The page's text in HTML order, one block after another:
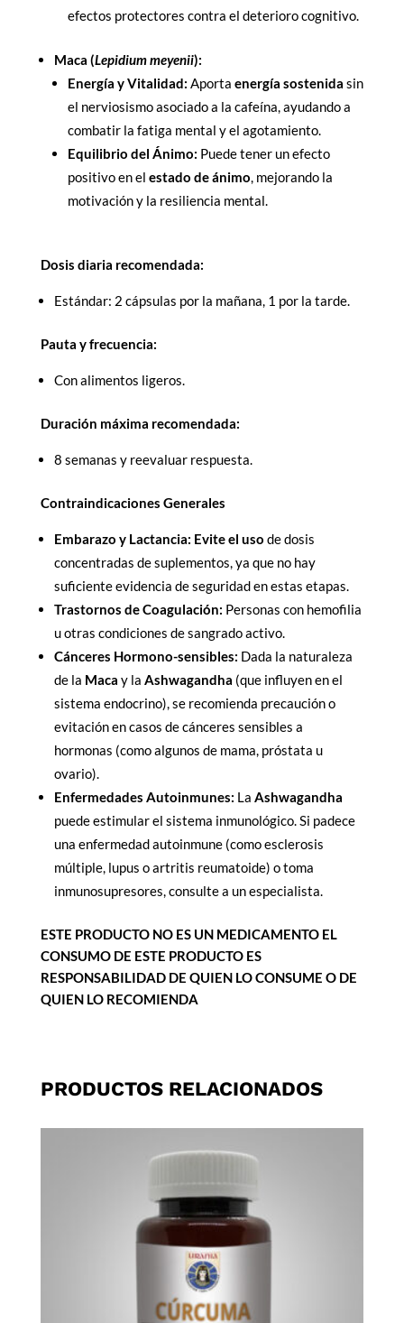
efectos protectores contra el deterioro cognitivo.
Maca (Lepidium meyenii):
Energía y Vitalidad: Aporta energía sostenida sin
el nerviosismo asociado a la cafeína, ayudando a
combatir la fatiga mental y el agotamiento.
Equilibrio del Ánimo: Puede tener un efecto
positivo en el estado de ánimo, mejorando la
motivación y la resiliencia mental.
Dosis diaria recomendada:
Estándar: 2 cápsulas por la mañana, 1 por la tarde.
Pauta y frecuencia:
Con alimentos ligeros.
Duración máxima recomendada:
8 semanas y reevaluar respuesta.
Contraindicaciones Generales
Embarazo y Lactancia: Evite el uso de dosis
concentradas de suplementos, ya que no hay
suficiente evidencia de seguridad en estas etapas.
Trastornos de Coagulación: Personas con hemofilia
u otras condiciones de sangrado activo.
Cánceres Hormono-sensibles: Dada la naturaleza
de la Maca y la Ashwagandha (que influyen en el
sistema endocrino), se recomienda precaución o
evitación en casos de cánceres sensibles a
hormonas (como algunos de mama, próstata u
ovario).
Enfermedades Autoinmunes: La Ashwagandha
puede estimular el sistema inmunológico. Si padece
una enfermedad autoinmune (como esclerosis
múltiple, lupus o artritis reumatoide) o toma
inmunosupresores, consulte a un especialista.
ESTE PRODUCTO NO ES UN MEDICAMENTO EL
CONSUMO DE ESTE PRODUCTO ES
RESPONSABILIDAD DE QUIEN LO CONSUME O DE
QUIEN LO RECOMIENDA
PRODUCTOS RELACIONADOS